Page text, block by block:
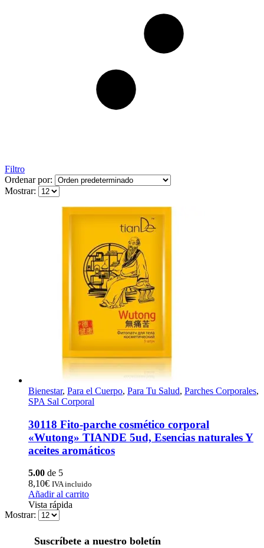
Filtro
Ordenar por:
Mostrar:
Bienestar, Para el Cuerpo, Para Tu Salud, Parches Corporales,
SPA Sal Corporal
30118 Fito-parche cosmético corporal
«Wutong» TIANDE 5ud, Esencias naturales Y
aceites aromáticos
5.00 de 5
8,10€ IVA incluido
Añadir al carrito
Vista rápida
Mostrar:
Suscríbete a nuestro boletín